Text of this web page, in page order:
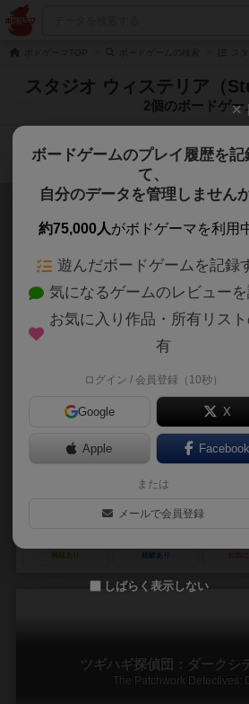
スタジオ ウィステリア（
2個のボードゲー
検索メニュー
夢と同じもので
Yume to Onaji mono
20～30分
作品説明文の編集者を
加藤靖（Yasushi Kato）
興味あり 経験あり
ツギハギ探偵団：ダークシ
The Patchwork Detectives:
ボードゲームのプレイ履歴を記
て、
自分のデータを管理しません
約75,000人がボドゲーマを利用
遊んだボードゲームを記録
気になるゲームのレビュー
お気に入り作品・所有リス
有
ログイン / 会員登録（10秒）
Google X
Apple Facebook
または
メールで会員登録
しばらく表示しない